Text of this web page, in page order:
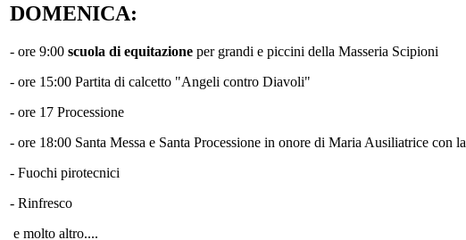
DOMENICA:
- ore 9:00 scuola di equitazione per grandi e piccini della Masseria Scipioni
- ore 15:00 Partita di calcetto "Angeli contro Diavoli"
- ore 17 Processione
- ore 18:00 Santa Messa e Santa Processione in onore di Maria Ausiliatrice con la
- Fuochi pirotecnici
- Rinfresco
e molto altro....